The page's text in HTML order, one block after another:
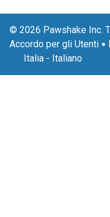
© 2026 Pawshake Inc.
Accordo per gli Utenti
Italia - Italiano